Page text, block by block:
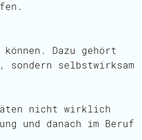
Dazu gehört
selbstwirksam
nicht wirklich
und danach im Beruf